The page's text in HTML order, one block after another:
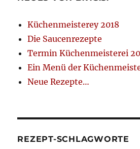
Küchenmeisterey 2018
Die Saucenrezepte
Termin Küchenmeisterei
Ein Menü der
Neue Rezepte…
REZEPT-SCHLAGWORTE